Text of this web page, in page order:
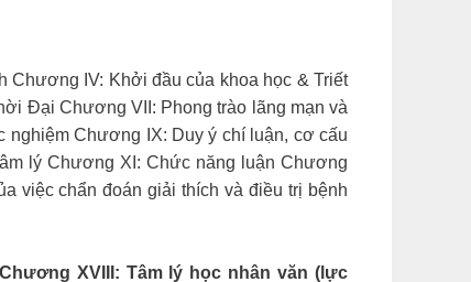
Chương IV: Khởi đầu của khoa học & Triết
Đại Chương VII: Phong trào lãng mạn và
nghiệm Chương IX: Duy ý chí luận, cơ cấu
lý Chương XI: Chức năng luận Chương
việc chẩn đoán giải thích và điều trị bệnh
XVIII: Tâm lý học nhân văn (lực